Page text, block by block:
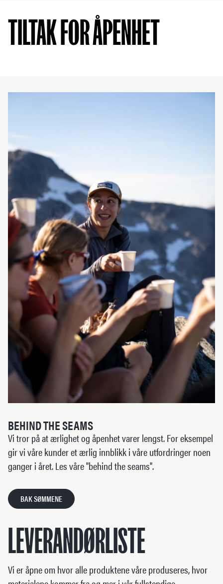
TILTAK FOR ÅPENHET
BEHIND THE SEAMS
Vi tror på at ærlighet og åpenhet varer lengst. For eksempel
gir vi våre kunder et ærlig innblikk i våre utfordringer noen
ganger i året. Les våre "behind the seams".
BAK SØMMENE
LEVERANDØRLISTE
Vi er åpne om hvor alle produktene våre produseres, hvor